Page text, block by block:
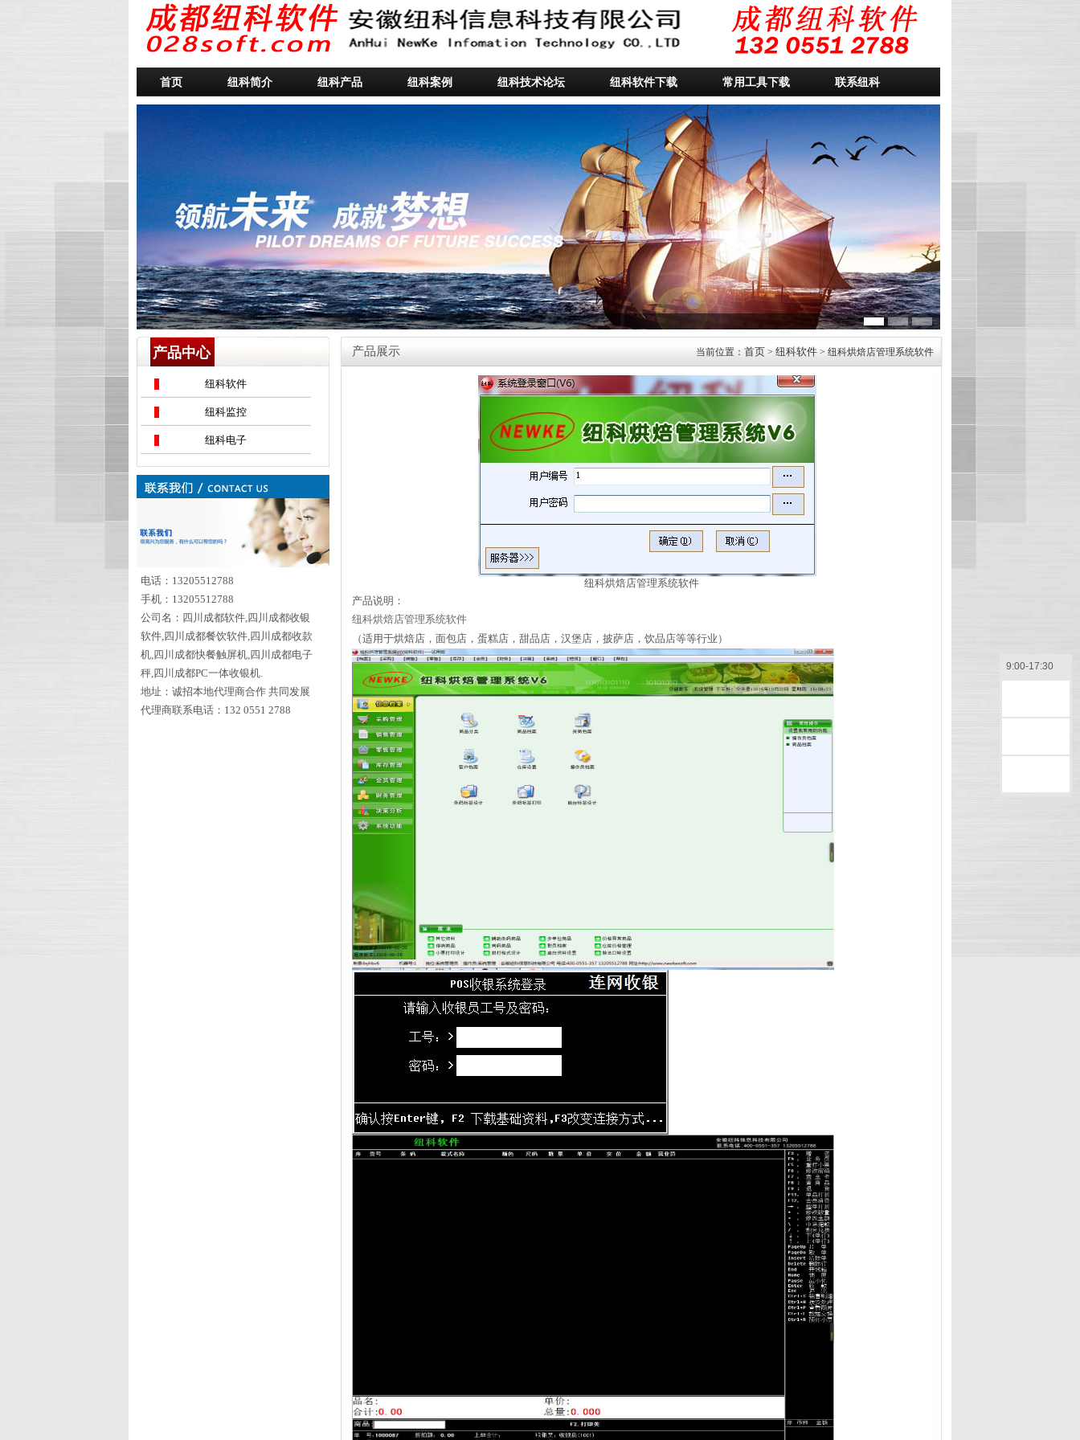
首页 纽科简介 纽科产品 纽科案例 纽科技术论坛 纽科软件下载 常用工具下载 联系纽科
产品中心
纽科软件
纽科监控
纽科电子
电话：13205512788
手机：13205512788
公司名：四川成都软件,四川成都收银
软件,四川成都餐饮软件,四川成都收款
机,四川成都快餐触屏机,四川成都电子
秤,四川成都PC一体收银机.
地址：诚招本地代理商合作 共同发展
代理商联系电话：132 0551 2788
当前位置： 首页 > 纽科软件 > 纽科烘焙店管理系统软件
产品展示
纽科烘焙店管理系统软件
产品说明：
纽科烘焙店管理系统软件
（适用于烘焙店，面包店，蛋糕店，甜品店，汉堡店，披萨店，饮品店等等行业）
9:00-17:30